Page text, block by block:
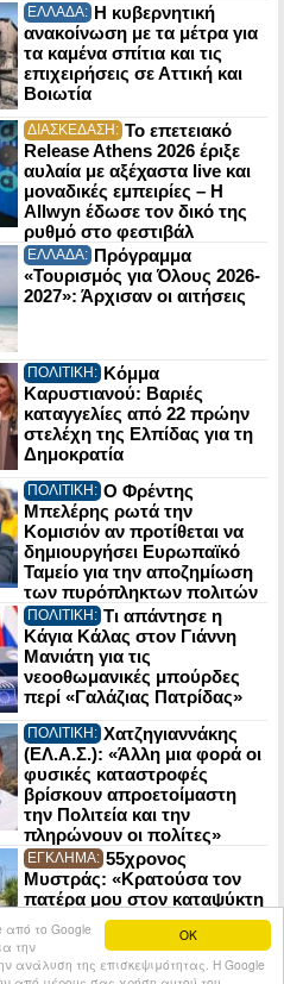
OK
από το Google
την
ανάλυση της επισκεψιμότητας. Η Google
ΕΛΛΑΔΑ: Η κυβερνητική
ανακοίνωση με τα μέτρα για
τα καμένα σπίτια και τις
επιχειρήσεις σε Αττική και
Βοιωτία
ΔΙΑΣΚΕΔΑΣΗ: Το επετειακό
Release Athens 2026 έριξε
αυλαία με αξέχαστα live και
μοναδικές εμπειρίες – Η
Allwyn έδωσε τον δικό της
ρυθμό στο φεστιβάλ
ΕΛΛΑΔΑ: Πρόγραμμα
«Τουρισμός για Όλους 2026-
2027»: Άρχισαν οι αιτήσεις
ΠΟΛΙΤΙΚΗ: Κόμμα
Καρυστιανού: Βαριές
καταγγελίες από 22 πρώην
στελέχη της Ελπίδας για τη
Δημοκρατία
ΠΟΛΙΤΙΚΗ: Ο Φρέντης
Μπελέρης ρωτά την
Κομισιόν αν προτίθεται να
δημιουργήσει Ευρωπαϊκό
Ταμείο για την αποζημίωση
των πυρόπληκτων πολιτών
ΠΟΛΙΤΙΚΗ: Τι απάντησε η
Κάγια Κάλας στον Γιάννη
Μανιάτη για τις
νεοοθωμανικές μπούρδες
περί «Γαλάζιας Πατρίδας»
ΠΟΛΙΤΙΚΗ: Χατζηγιαννάκης
(ΕΛ.Α.Σ.): «Άλλη μια φορά οι
φυσικές καταστροφές
βρίσκουν απροετοίμαστη
την Πολιτεία και την
πληρώνουν οι πολίτες»
ΕΓΚΛΗΜΑ: 55χρονος
Μυστράς: «Κρατούσα τον
πατέρα μου στον καταψύκτη
για να παίρνω τη σύνταξη»